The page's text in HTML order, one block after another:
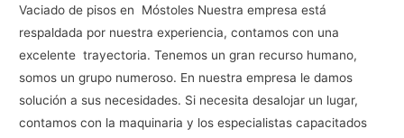
Vaciado de pisos en Móstoles Nuestra empresa está
respaldada por nuestra experiencia, contamos con una
excelente trayectoria. Tenemos un gran recurso humano,
somos un grupo numeroso. En nuestra empresa le damos
solución a sus necesidades. Si necesita desalojar un lugar,
contamos con la maquinaria y los especialistas capacitados